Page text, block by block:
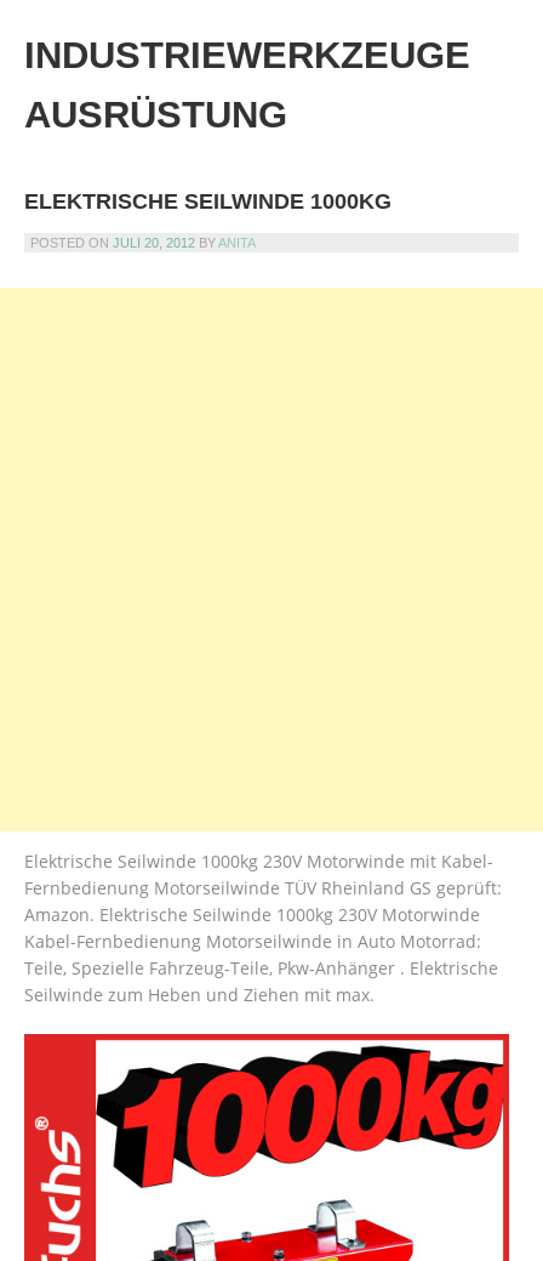
content
INDUSTRIEWERKZEUGE
AUSRÜSTUNG
ELEKTRISCHE SEILWINDE 1000KG
POSTED ON JULI 20, 2012 BYANITA
Elektrische Seilwinde 1000kg 230V Motorwinde mit Kabel-
Fernbedienung Motorseilwinde TÜV Rheinland GS geprüft:
Amazon. Elektrische Seilwinde 1000kg 230V Motorwinde
Kabel-Fernbedienung Motorseilwinde in Auto Motorrad:
Teile, Spezielle Fahrzeug-Teile, Pkw-Anhänger . Elektrische
Seilwinde zum Heben und Ziehen mit max.